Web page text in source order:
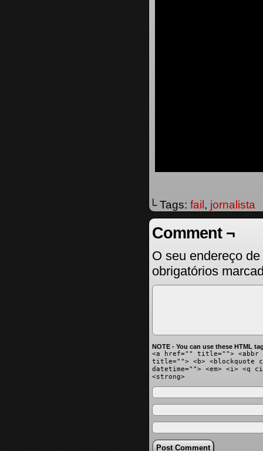
└ Tags: fail , jornalista
Comment ¬
O seu endereço
obrigatórios
NOTE - You can use these HTML
<a href="" title=""> <abbr
title=""> <b> <blockquote
datetime=""> <em> <i> <q
<strong>